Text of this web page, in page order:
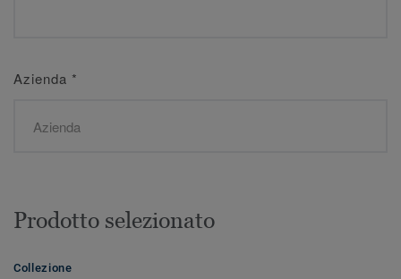
Azienda *
Prodotto selezionato
Collezione